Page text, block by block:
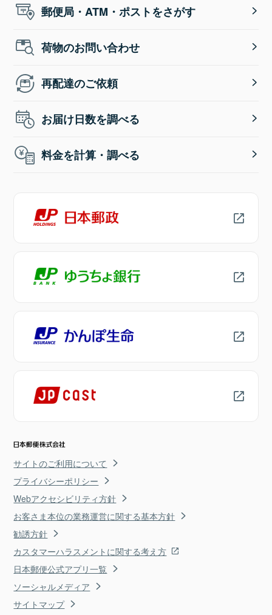
郵便局・ATM・ポストをさがす
荷物のお問い合わせ
再配達のご依頼
お届け日数を調べる
料金を計算・調べる
サイトのご利用について
プライバシーポリシー
Webアクセシビリティ方針
お客さま本位の業務運営に関する基本方針
勧誘方針
カスタマーハラスメントに関する考え方
日本郵便公式アプリ一覧
ソーシャルメディア
サイトマップ